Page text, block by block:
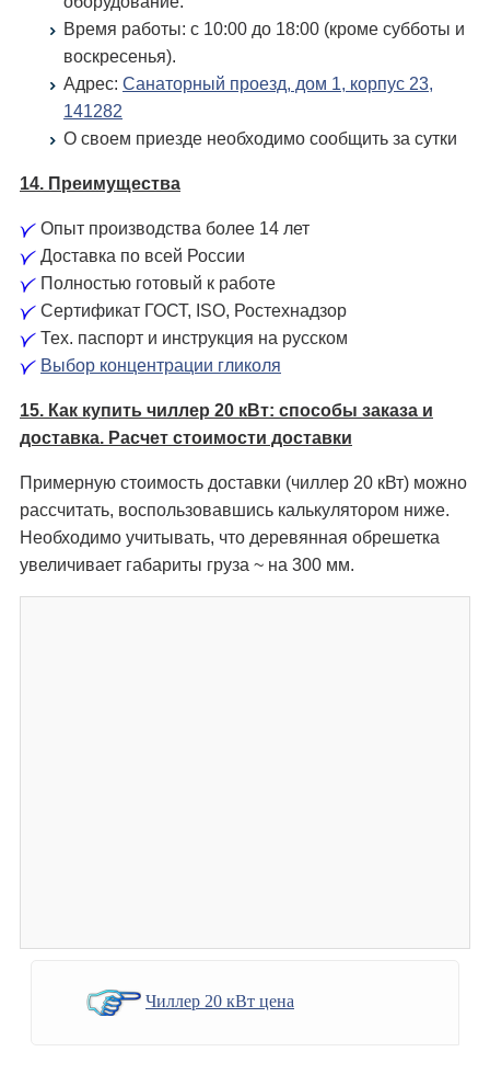
Время работы: c 10:00 до 18:00 (кроме субботы и
воскресенья).
Адрес: Санаторный проезд, дом 1, корпус 23,
141282
О своем приезде необходимо сообщить за сутки
14. Преимущества
Опыт производства более 14 лет
Доставка по всей России
Полностью готовый к работе
Сертификат ГОСТ, ISO, Ростехнадзор
Тех. паспорт и инструкция на русском
Выбор концентрации гликоля
15. Как купить чиллер 20 кВт: способы заказа и
доставка. Расчет стоимости доставки
Примерную стоимость доставки (чиллер 20 кВт) можно
рассчитать, воспользовавшись калькулятором ниже.
Необходимо учитывать, что деревянная обрешетка
увеличивает габариты груза ~ на 300 мм.
Чиллер 20 кВт цена